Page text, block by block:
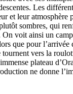
Les
et leur atmosphère
sombres, qui
voit ainsi un
que pour l’arrivée
tournent vers la
plateau
ne donne